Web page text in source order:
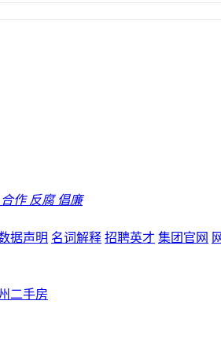
合作 反腐 倡廉
据声明 名词解释 招聘英才 集团官网
二手房